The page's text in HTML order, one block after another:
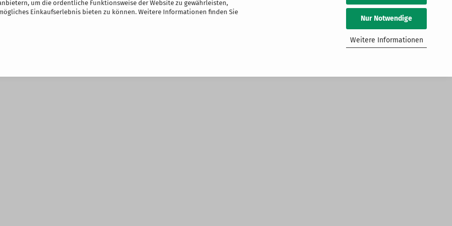
um die ordentliche Funktionsweise der Website zu gewährleisten,
Einkaufserlebnis bieten zu können. Weitere Informationen finden Sie
Nur Notwendige
Weitere Informationen
geeignet